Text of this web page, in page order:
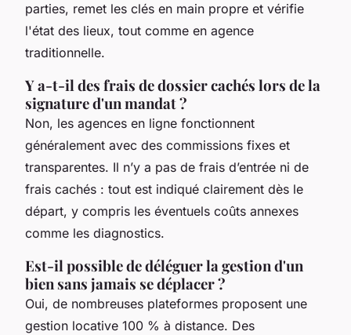
parties, remet les clés en main propre et vérifie
l'état des lieux, tout comme en agence
traditionnelle.
Y a-t-il des frais de dossier cachés lors de la
signature d'un mandat ?
Non, les agences en ligne fonctionnent
généralement avec des commissions fixes et
transparentes. Il n’y a pas de frais d’entrée ni de
frais cachés : tout est indiqué clairement dès le
départ, y compris les éventuels coûts annexes
comme les diagnostics.
Est-il possible de déléguer la gestion d'un
bien sans jamais se déplacer ?
Oui, de nombreuses plateformes proposent une
gestion locative 100 % à distance. Des